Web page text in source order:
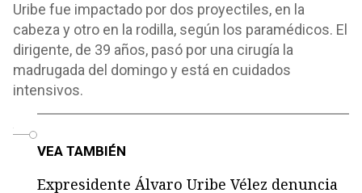
Uribe fue impactado por dos proyectiles, en la
cabeza y otro en la rodilla, según los paramédicos. El
dirigente, de 39 años, pasó por una cirugía la
madrugada del domingo y está en cuidados
intensivos.
VEA TAMBIÉN
Expresidente Álvaro Uribe Vélez denuncia